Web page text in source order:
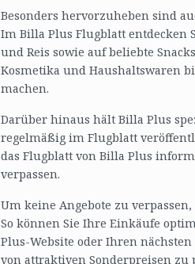
Besonders hervorzuheben sind
Im Billa Plus Flugblatt entdecken
und Reis sowie auf beliebte
Kosmetika und Haushaltswaren
machen.
Darüber hinaus hält Billa Plus
regelmäßig im Flugblatt
das Flugblatt von Billa Plus
verpassen.
Um keine Angebote zu
So können Sie Ihre Einkäufe
Plus-Website oder Ihren
von attraktiven Sonderpreisen zu